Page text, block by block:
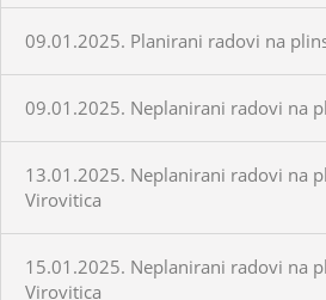
09.01.2025. Planirani radovi na
09.01.2025. Neplanirani radovi na
13.01.2025. Neplanirani radovi na
Virovitica
15.01.2025. Neplanirani radovi na
Virovitica